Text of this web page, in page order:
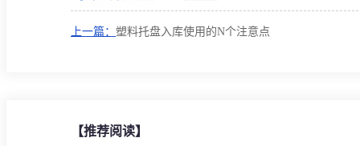
上一篇： 塑料托盘入库使用的N个注意点
【推荐阅读】